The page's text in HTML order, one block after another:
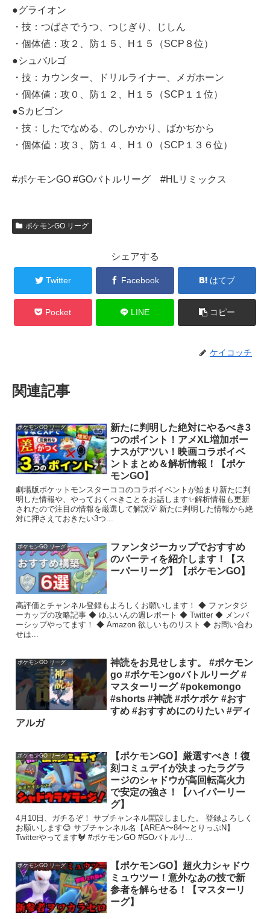
●グライオン
・技：つばさでうつ、つじぎり、じしん
・個体値：攻２、防１５、H１５（SCP８位）
●シュバルゴ
・技：カウンター、ドリルライナー、メガホーン
・個体値：攻０、防１２、H１５（SCP１１位）
●Sカビゴン
・技：したでなめる、のしかかり、ばかぢから
・個体値：攻３、防１４、H１０（SCP１３６位）
#ポケモンGO #GOバトルリーグ #HLリミックス
ポケモンGO リーグ
シェアする
Twitter Facebook はてブ
Pocket LINE コピー
ケイコッチ
関連記事
ポケモンGO リーグ
新たに判明した絶対にやるべき3
つのポイント！アメXL増加ボー
ナスがアツい！映画コラボイベ
ントまとめ＆解析情報！【ポケ
モンGO】
劇場版ポケットモンスターココのコラボイベントが始まり新たに判
明した情報や、やっておくべきことをお話します✨解析情報も更新
されたので注目の情報を厳選して解説💡 新たに判明した情報から絶
対に押さえておきたい3つ...
ポケモンGO リーグ
ファンタジーカップでおすすめ
のパーティを紹介します！【ス
ーパーリーグ】【ポケモンGO】
高評価とチャンネル登録もよろしくお願いします！ ◆ ファンタジ
ーカップの攻略記事 ◆ ゆふいんの週レポート ◆ Twitter ◆ メンバ
ーシップやってます！ ◆ Amazon 欲しいものリスト ◆ お問い合わ
せは...
ポケモンGO リーグ
神読をお見せします。 #ポケモン
go #ポケモンgoバトルリーグ #
マスターリーグ #pokemongo
#shorts #神読 #ポケポケ #おす
すめ #おすすめにのりたい #ディ
アルガ
ポケモンGO リーグ
【ポケモンGO】厳選すべき！復
刻コミュデイが決まったラグラ
ージのシャドウが高回転高火力
で安定の強さ！【ハイパーリー
グ】
4月10日、ガチるぞ！ サブチャンネル開設しました。 登録よろしく
お願いします😊 サブチャンネル名【AREA〜84〜とりっぷN】
Twitterやってます🐓 #ポケモンGO #GOバトルリ...
ポケモンGO リーグ
【ポケモンGO】超火力シャドウ
ミュウツー！意外なあの技で新
参者を解らせる！【マスターリ
ーグ】